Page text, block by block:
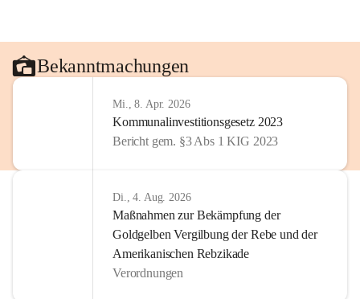
Bekanntmachungen
Mi., 8. Apr. 2026
Kommunalinvestitionsgesetz 2023
Bericht gem. §3 Abs 1 KIG 2023
Di., 4. Aug. 2026
Maßnahmen zur Bekämpfung der
Goldgelben Vergilbung der Rebe und der
Amerikanischen Rebzikade
Verordnungen